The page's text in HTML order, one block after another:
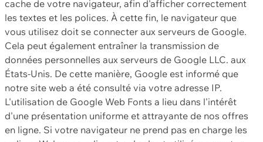
cache de votre navigateur, afin d'afficher correctement
les textes et les polices. À cette fin, le navigateur que
vous utilisez doit se connecter aux serveurs de Google.
Cela peut également entraîner la transmission de
données personnelles aux serveurs de Google LLC. aux
États-Unis. De cette manière, Google est informé que
notre site web a été consulté via votre adresse IP.
L'utilisation de Google Web Fonts a lieu dans l'intérêt
d'une présentation uniforme et attrayante de nos offres
en ligne. Si votre navigateur ne prend pas en charge les